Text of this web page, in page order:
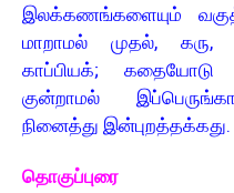
இலக்கணங்களையும்
மாறாமல் முதல்,
காப்பியக்;
குன்றாமல்
நினைத்து இன்புறத்தக்கது.
தொகுப்புரை